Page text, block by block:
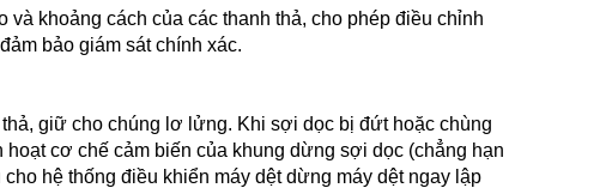
khoảng cách của các thanh thả, cho phép điều chỉnh
bảo giám sát chính xác.
giữ cho chúng lơ lửng. Khi sợi dọc bị đứt hoặc chùng
cơ chế cảm biến của khung dừng sợi dọc (chẳng hạn
hệ thống điều khiển máy dệt dừng máy dệt ngay lập